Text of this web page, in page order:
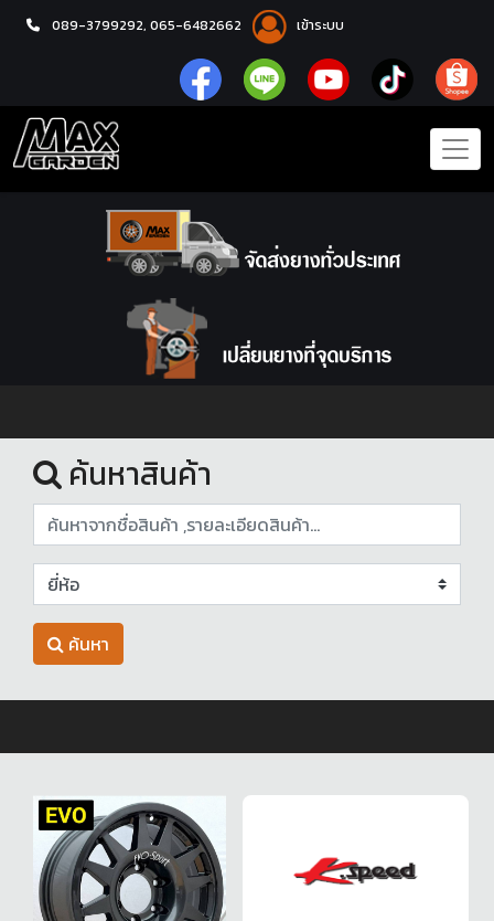
089-3799292, 065-6482662 เข้าระบบ
หน้าแรก
ค้นหาสินค้า
ค้นหา